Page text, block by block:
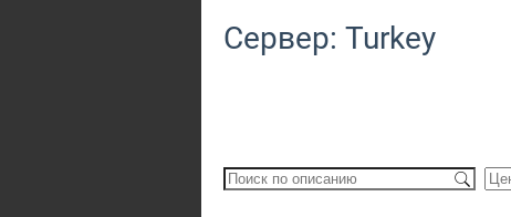
Сервер: Turkey